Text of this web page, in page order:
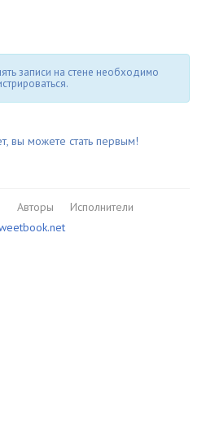
записи на стене необходимо
вы можете стать первым!
Авторы
Исполнители